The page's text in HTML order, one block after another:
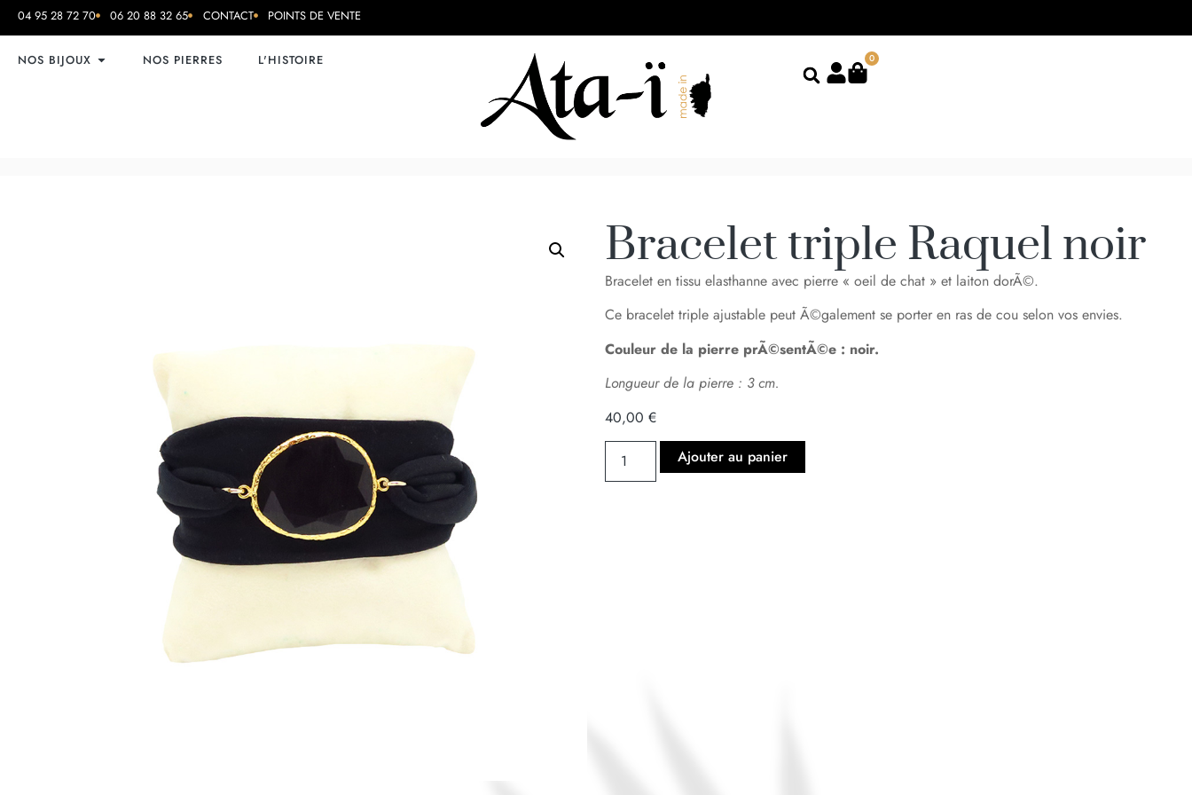
04 95 28 72 70 06 20 88 32 65 CONTACT POINTS DE VENTE
NOS BIJOUX NOS PIERRES L'HISTOIRE 0
Bracelet triple Raquel noir
Bracelet en tissu elasthanne avec pierre « oeil de chat » et laiton dorÃ©.
Ce bracelet triple ajustable peut Ã©galement se porter en ras de cou selon vos envies.
Couleur de la pierre prÃ©sentÃ©e : noir.
Longueur de la pierre : 3 cm.
40,00 €
Ajouter au panier